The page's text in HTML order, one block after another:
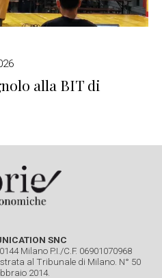
alla BIT di
SNC
Milano P.I./C.F. 06901070968
al Tribunale di Milano. N° 50
2014.